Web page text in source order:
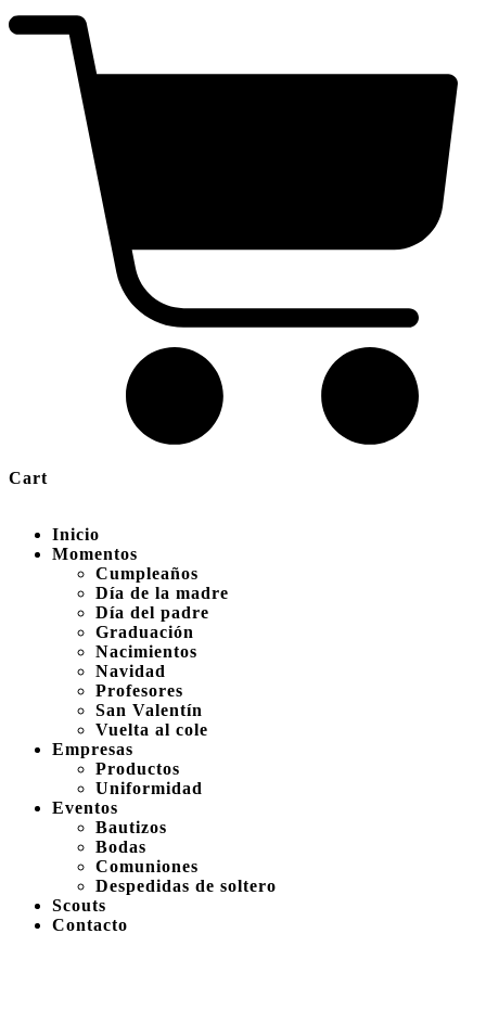
Cart
Inicio
Momentos
Cumpleaños
Día de la madre
Día del padre
Graduación
Nacimientos
Navidad
Profesores
San Valentín
Vuelta al cole
Empresas
Productos
Uniformidad
Eventos
Bautizos
Bodas
Comuniones
Despedidas de soltero
Scouts
Contacto